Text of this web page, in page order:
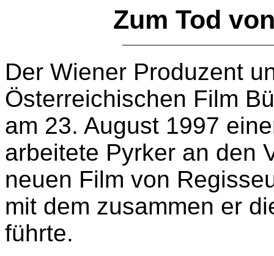
Zum Tod
Der Wiener Produzent
Österreichischen Film
am 23. August 1997
arbeitete Pyrker an den
neuen Film von
mit dem zusammen er
führte.